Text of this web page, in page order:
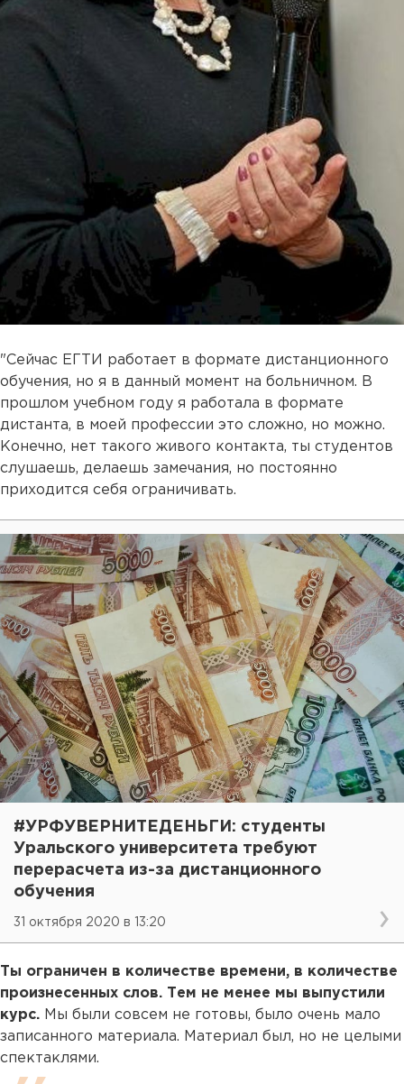
"Сейчас ЕГТИ работает в формате дистанционного
обучения, но я в данный момент на больничном. В
прошлом учебном году я работала в формате
дистанта, в моей профессии это сложно, но можно.
Конечно, нет такого живого контакта, ты студентов
слушаешь, делаешь замечания, но постоянно
приходится себя ограничивать.
#УРФУВЕРНИТЕДЕНЬГИ: студенты
Уральского университета требуют
перерасчета из-за дистанционного
обучения
31 октября 2020 в 13:20
Ты ограничен в количестве времени, в количестве
произнесенных слов. Тем не менее мы выпустили
курс. Мы были совсем не готовы, было очень мало
записанного материала. Материал был, но не целыми
спектаклями.